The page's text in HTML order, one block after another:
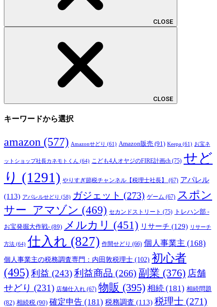
CLOSE
CLOSE
キーワードから選択
amazon (577) Amazonせどり (61) Amazon販売 (91) Keepa (61) お宝ネ
ットショップ社長カネモトくん (64) こども4人オヤジのFIRE計画ch (75) せど
り (1291) やりすぎ節税チャンネル【税理士社長】 (67) アパレル
(113) アパレルせどり (58) ガジェット (273) ゲーム (67) スポン
サー_アマゾン (469) セカンドストリート (75) トレハン部 -
お宝発掘大作戦- (89) メルカリ (451) リサーチ (129) リサーチ
方法 (64) 仕入れ (827) 作間せどり (66) 個人事業主 (168)
個人事業主の税務調査専門：内田敦税理士 (102) 初心者
(495) 利益 (243)利益商品 (266) 副業 (376) 店舗
せどり (231) 店舗仕入れ (67) 物販 (395) 相続 (181) 相続問題
(82) 相続税 (90) 確定申告 (181) 税務調査 (113) 税理士 (271)